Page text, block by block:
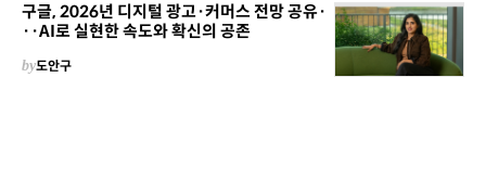
구글, 2026년 디지털 광고·커머스 전망 공유·
··AI로 실현한 속도와 확신의 공존
by도안구